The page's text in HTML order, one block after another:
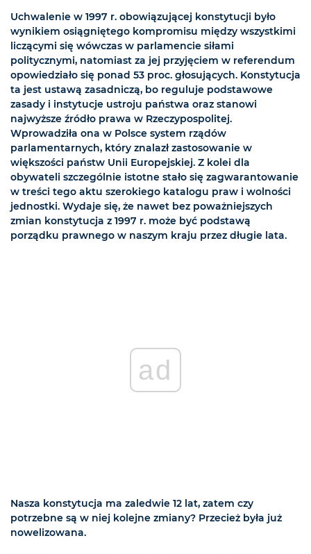
Uchwalenie w 1997 r. obowiązującej konstytucji było
wynikiem osiągniętego kompromisu między wszystkimi
liczącymi się wówczas w parlamencie siłami
politycznymi, natomiast za jej przyjęciem w referendum
opowiedziało się ponad 53 proc. głosujących. Konstytucja
ta jest ustawą zasadniczą, bo reguluje podstawowe
zasady i instytucje ustroju państwa oraz stanowi
najwyższe źródło prawa w Rzeczypospolitej.
Wprowadziła ona w Polsce system rządów
parlamentarnych, który znalazł zastosowanie w
większości państw Unii Europejskiej. Z kolei dla
obywateli szczególnie istotne stało się zagwarantowanie
w treści tego aktu szerokiego katalogu praw i wolności
jednostki. Wydaje się, że nawet bez poważniejszych
zmian konstytucja z 1997 r. może być podstawą
porządku prawnego w naszym kraju przez długie lata.
ad
Nasza konstytucja ma zaledwie 12 lat, zatem czy
potrzebne są w niej kolejne zmiany? Przecież była już
nowelizowana.